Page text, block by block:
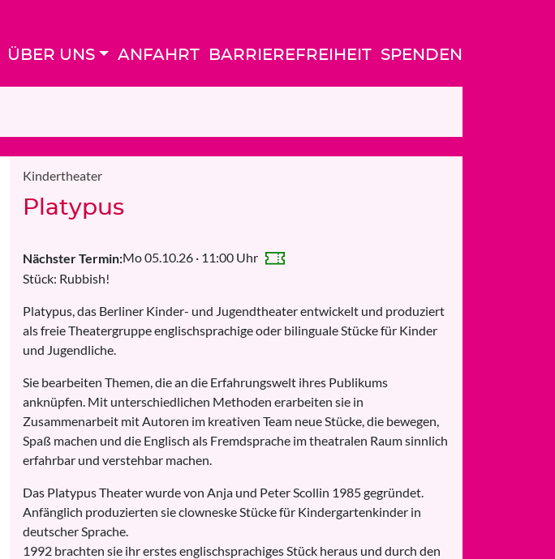
ÜBER UNS ANFAHRT BARRIEREFREIHEIT SPENDEN
Kindertheater
Platypus
Nächster Termin:Mo 05.10.26 · 11:00 Uhr
Stück: Rubbish!
Platypus, das Berliner Kinder- und Jugendtheater entwickelt und produziert
als freie Theatergruppe englischsprachige oder bilinguale Stücke für Kinder
und Jugendliche.
Sie bearbeiten Themen, die an die Erfahrungswelt ihres Publikums
anknüpfen. Mit unterschiedlichen Methoden erarbeiten sie in
Zusammenarbeit mit Autoren im kreativen Team neue Stücke, die bewegen,
Spaß machen und die Englisch als Fremdsprache im theatralen Raum sinnlich
erfahrbar und verstehbar machen.
Das Platypus Theater wurde von Anja und Peter Scollin 1985 gegründet.
Anfänglich produzierten sie clowneske Stücke für Kindergartenkinder in
deutscher Sprache.
1992 brachten sie ihr erstes englischsprachiges Stück heraus und durch den